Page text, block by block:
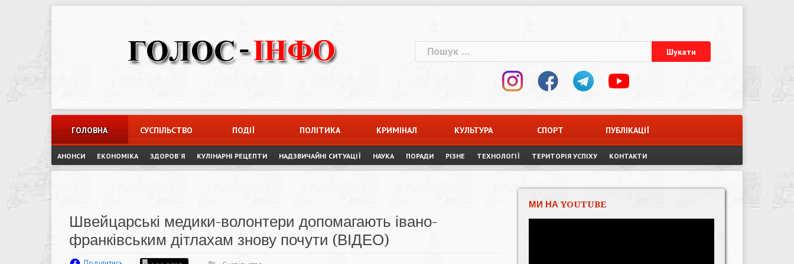
Пошук:
ГОЛОВНА СУСПІЛЬСТВО ПОДІЇ ПОЛІТИКА КРИМІНАЛ КУЛЬТУРА СПОРТ ПУБЛІКАЦІЇ
АНОНСИ ЕКОНОМІКА ЗДОРОВ`Я КУЛІНАРНІ РЕЦЕПТИ НАДЗВИЧАЙНІ СИТУАЦІЇ НАУКА ПОРАДИ РІЗНЕ ТЕХНОЛОГІЇ ТЕРИТОРІЯ УСПІХУ КОНТАКТИ
Швейцарські медики-волонтери допомагають івано-
франківським дітлахам знову почути (ВІДЕО)
МИ НА YOUTUBE